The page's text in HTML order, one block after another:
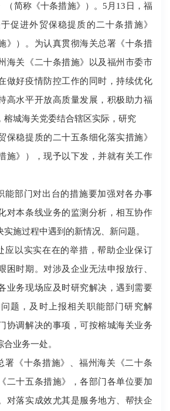
简称《十条措施》）。 5 月 13 日，福
促进外贸保稳提质的二十条措施》
》）。为认真贯彻海关总署《十条措
海关《二十条措施》以及福州市委市
做好疫情防控工作的同时，持续优化
高水平开放高质量发展，积极助力福
榕城海关党委结合辖区实际，研究
保稳提质的二十五条细化落实措施》
施》），现予以下发，并就有关工作
能部门对出台的措施要加强对各办事
对本条线业务的监测分析，相互协作
施过程中遇到的新情况、新问题。
应以实实在在的举措，帮助企业保订
困时期。对涉及企业无法申报放行、
业务现场应及时研究解决，遇到需要
题，及时上报相关职能部门研究解
协调解决的事项，可按榕城海关业务
业务一处。
署《十条措施》、福州海关《二十条
二十五条措施》，各部门各单位要加
对落实成效尤其是服务地方、帮扶企